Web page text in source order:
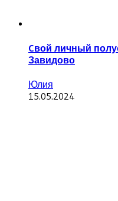
Cвой личный
Завидово
Юлия
15.05.2024